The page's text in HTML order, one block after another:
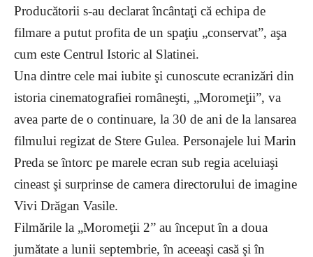
Producătorii s-au declarat încântaţi că echipa de
filmare a putut profita de un spaţiu „conservat”, aşa
cum este Centrul Istoric al Slatinei.
Una dintre cele mai iubite şi cunoscute ecranizări din
istoria cinematografiei româneşti, „Moromeţii”, va
avea parte de o continuare, la 30 de ani de la lansarea
filmului regizat de Stere Gulea. Personajele lui Marin
Preda se întorc pe marele ecran sub regia aceluiaşi
cineast şi surprinse de camera directorului de imagine
Vivi Drăgan Vasile.
Filmările la „Moromeţii 2” au început în a doua
jumătate a lunii septembrie, în aceeaşi casă şi în